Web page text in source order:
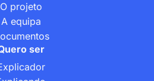
O projeto
A equipa
ser